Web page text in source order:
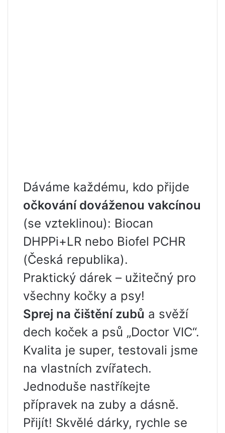
Dáváme každému, kdo přijde
očkování dováženou vakcínou
(se vzteklinou): Biocan
DHPPi+LR nebo Biofel PCHR
(Česká republika).
Praktický dárek – užitečný pro
všechny kočky a psy!
Sprej na čištění zubů a svěží
dech koček a psů „Doctor VIC“.
Kvalita je super, testovali jsme
na vlastních zvířatech.
Jednoduše nastříkejte
přípravek na zuby a dásně.
Přijít! Skvělé dárky, rychle se